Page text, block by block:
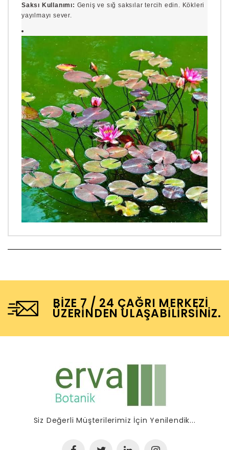
Saksı Kullanımı: Geniş ve sığ saksılar tercih edin. Kökleri
yayılmayı sever.
BIZE 7 / 24 ÇAĞRI MERKEZI
ÜZERINDEN ULAŞABILIRSINIZ.
Siz Değerli Müşterilerimiz İçin Yenilendik...